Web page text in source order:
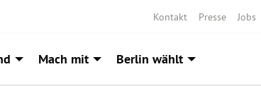
Kontakt Presse Jobs
Mach mit Berlin wählt